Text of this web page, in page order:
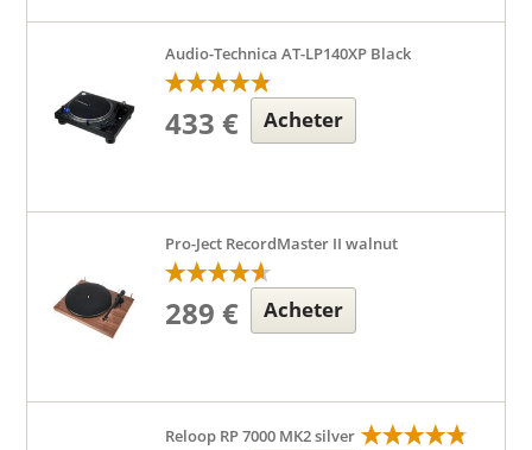
Audio-Technica AT-LP140XP Black
433 € Acheter
Pro-Ject RecordMaster II walnut
289 € Acheter
Reloop RP 7000 MK2 silver